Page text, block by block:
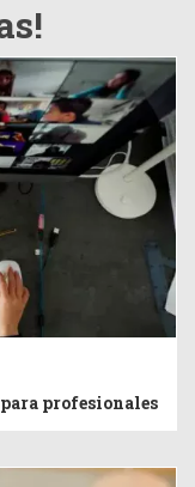
profesionales